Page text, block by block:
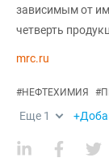
зависимым от
четверть
mrc.ru
#НЕФТЕХИМИЯ #
Еще 1